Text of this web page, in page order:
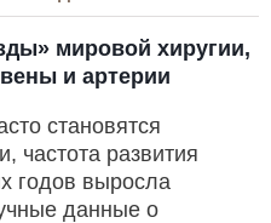
мировой хиругии,
и артерии
становятся
частота развития
годов выросла
данные о